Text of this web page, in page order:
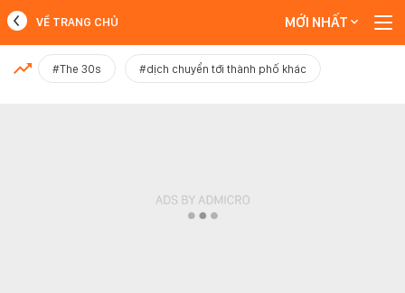
MỚI NHẤT
VỀ TRANG CHỦ MỚI NHẤT
#The 30s #dịch chuyển tới thành phố khác